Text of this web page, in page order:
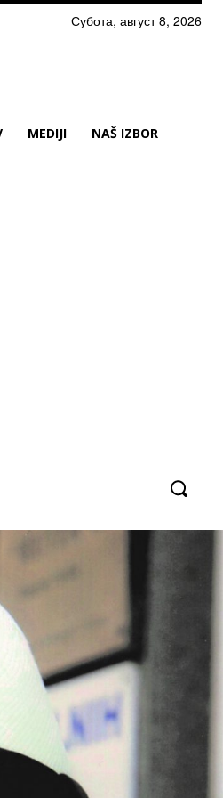
Субота, август 8, 2026
MEDIJI NAŠ IZBOR